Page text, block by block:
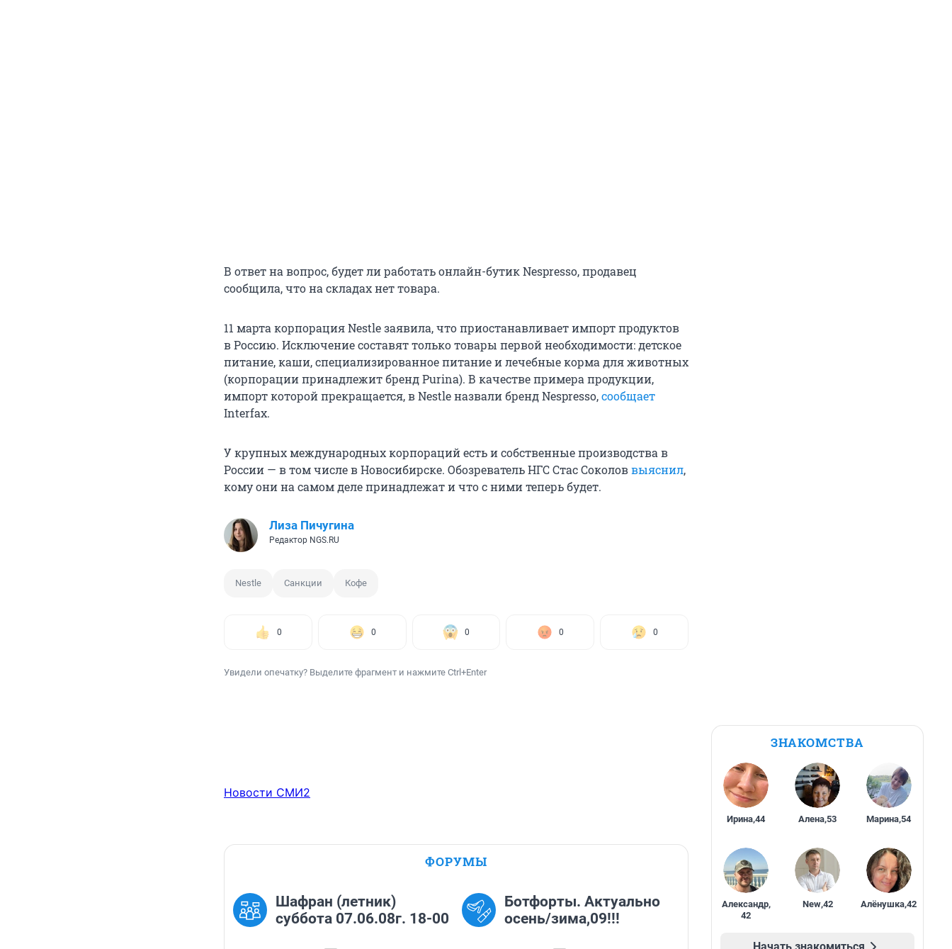
В ответ на вопрос, будет ли работать онлайн-бутик Nespresso, продавец
сообщила, что на складах нет товара.
11 марта корпорация Nestle заявила, что приостанавливает импорт продуктов
в Россию. Исключение составят только товары первой необходимости: детское
питание, каши, специализированное питание и лечебные корма для животных
(корпорации принадлежит бренд Purina). В качестве примера продукции,
импорт которой прекращается, в Nestle назвали бренд Nespresso,сообщает
Interfax.
У крупных международных корпораций есть и собственные производства в
России — в том числе в Новосибирске. Обозреватель НГС Стас Соколоввыяснил,
кому они на самом деле принадлежат и что с ними теперь будет.
Лиза Пичугина
Редактор NGS.RU
Nestle Санкции Кофе
0 0 0 0 0
Увидели опечатку? Выделите фрагмент и нажмите Ctrl+Enter
Новости СМИ2
ФОРУМЫ
Шафран (летник)
суббота 07.06.08г. 18-00
Ботфорты. Актуально
осень/зима,09!!!
ЗНАКОМСТВА
Ирина,44 Алена,53 Марина,54
Александр,
42
New,42 Алёнушка,42